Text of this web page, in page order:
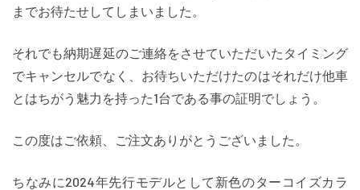
までお待たせしてしまいました。
それでも納期遅延のご連絡をさせていただいたタイミング
でキャンセルでなく、お待ちいただけたのはそれだけ他車
とはちがう魅力を持った1台である事の証明でしょう。
この度はご依頼、ご注文ありがとうございました。
ちなみに2024年先行モデルとして新色のターコイズカラ